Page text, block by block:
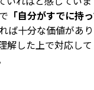
「自分がすでに持
十分な価値があり
した上で対応し